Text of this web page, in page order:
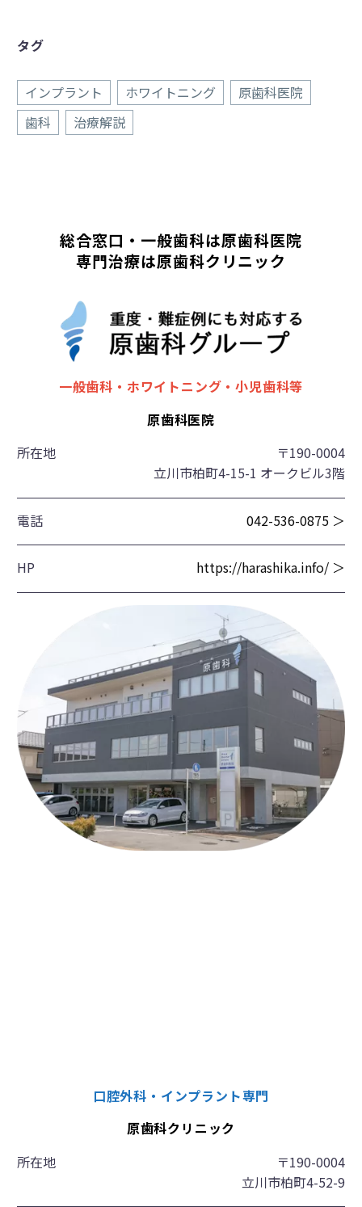
タグ
インプラント ホワイトニング
原歯科医院
歯科
治療解説
総合窓口・一般歯科は原歯科医院
専門治療は原歯科クリニック
一般歯科・ホワイトニング・小児歯科等
原歯科医院
所在地
〒190-0004
立川市柏町4-15-1 オークビル3階
電話 042-536-0875 ＞
HP https://harashika.info/ ＞
口腔外科・インプラント専門
原歯科クリニック
所在地
〒190-0004
立川市柏町4-52-9